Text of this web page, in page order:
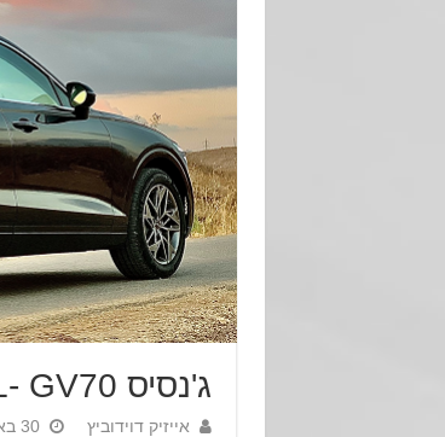
ג'נסיס THAT'S ALL- GV70
אייזיק דוידוביץ 30 באוקטובר 2021